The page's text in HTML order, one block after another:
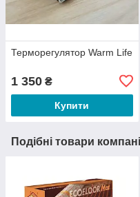
Терморегулятор Warm Life
1 350 ₴
Купити
Подібні товари